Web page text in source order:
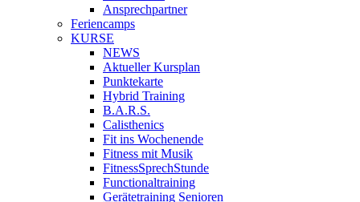
Ansprechpartner
Feriencamps
KURSE
NEWS
Aktueller Kursplan
Punktekarte
Hybrid Training
B.A.R.S.
Calisthenics
Fit ins Wochenende
Fitness mit Musik
FitnessSprechStunde
Functionaltraining
Gerätetraining Senioren